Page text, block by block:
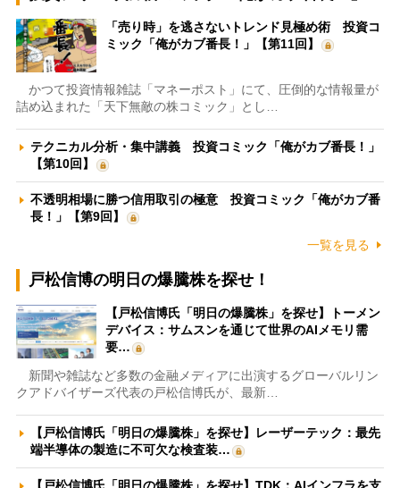
「売り時」を逃さないトレンド見極め術 投資コ
ミック「俺がカブ番長！」【第11回】
かつて投資情報雑誌「マネーポスト」にて、圧倒的な情報量が
詰め込まれた「天下無敵の株コミック」とし…
テクニカル分析・集中講義 投資コミック「俺がカブ番長！」
【第10回】
不透明相場に勝つ信用取引の極意 投資コミック「俺がカブ番
長！」【第9回】
一覧を見る
戸松信博の明日の爆騰株を探せ！
【戸松信博氏「明日の爆騰株」を探せ】トーメン
デバイス：サムスンを通じて世界のAIメモリ需
要…
新聞や雑誌など多数の金融メディアに出演するグローバルリン
クアドバイザーズ代表の戸松信博氏が、最新…
【戸松信博氏「明日の爆騰株」を探せ】レーザーテック：最先
端半導体の製造に不可欠な検査装…
【戸松信博氏「明日の爆騰株」を探せ】TDK：AIインフラを支